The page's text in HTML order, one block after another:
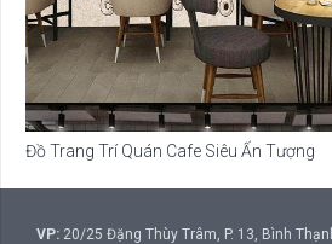
Đồ Trang Trí Quán Cafe Siêu Ấn Tượng
VP:20/25 Đặng Thùy Trâm, P. 13, Bình